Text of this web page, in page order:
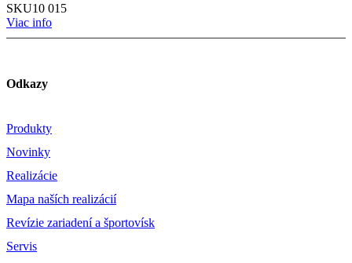
SKU10 015
Viac info
Odkazy
Produkty
Novinky
Realizácie
Mapa naších realizácií
Revízie zariadení a športovísk
Servis